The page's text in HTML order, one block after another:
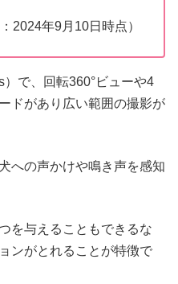
2024年9月 10日時点）
で、回転360°ビューや4
ドがあり広い範囲の撮影が
への声かけや鳴き声を感知
を与えることもできるな
ンがとれることが特徴で